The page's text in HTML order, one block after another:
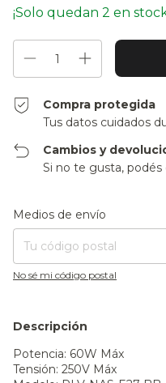
¡Solo quedan 2 en
Compra protegida
Tus datos cuidados
Cambios y
Si no te gusta,
Entregas para el CP:
Medios de envío
No sé mi código postal
Descripción
Potencia: 60W Máx
Tensión: 250V Máx